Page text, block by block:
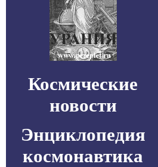
Космические
новости
Энциклопедия
космонавтика